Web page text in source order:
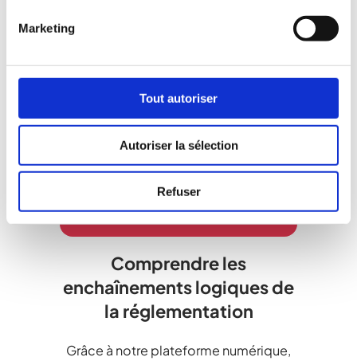
Marketing
Tout autoriser
Autoriser la sélection
Refuser
établissement afin de vous fournir une
minutes
Comprendre les
enchaînements logiques de
la réglementation
Grâce à notre plateforme numérique,